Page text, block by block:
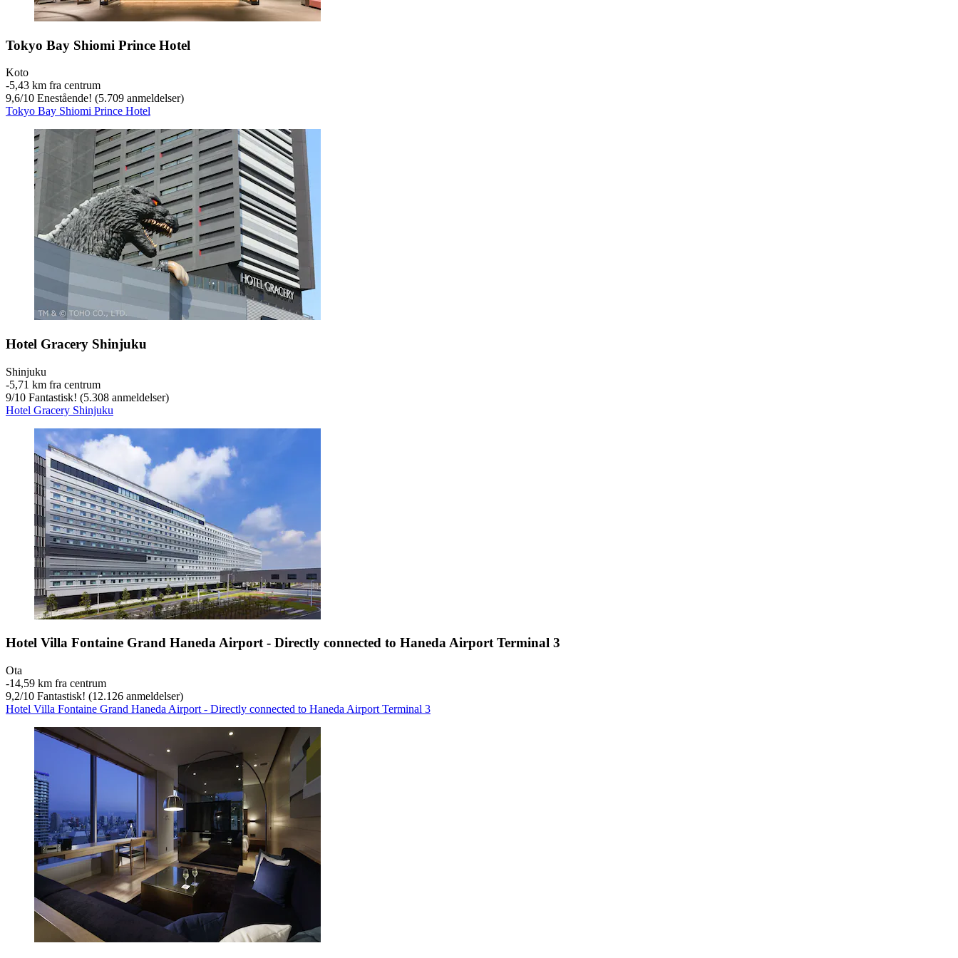
Tokyo Bay Shiomi Prince Hotel
Koto
‐5,43 km fra centrum
9,6/10 Enestående! (5.709 anmeldelser)
Tokyo Bay Shiomi Prince Hotel
Hotel Gracery Shinjuku
Shinjuku
‐5,71 km fra centrum
9/10 Fantastisk! (5.308 anmeldelser)
Hotel Gracery Shinjuku
Hotel Villa Fontaine Grand Haneda Airport - Directly connected to Haneda Airport Terminal 3
Ota
‐14,59 km fra centrum
9,2/10 Fantastisk! (12.126 anmeldelser)
Hotel Villa Fontaine Grand Haneda Airport - Directly connected to Haneda Airport Terminal 3